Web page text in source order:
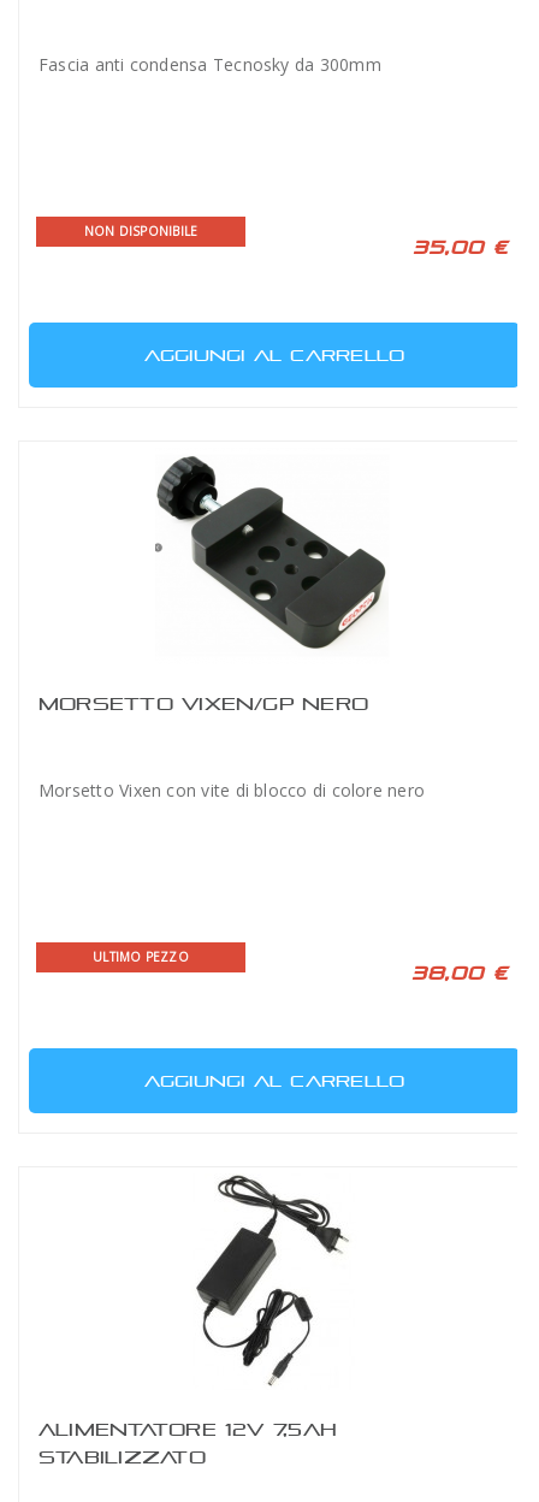
Fascia anti condensa Tecnosky da 300mm
NON DISPONIBILE
35,00 €
AGGIUNGI AL CARRELLO
MORSETTO VIXEN/GP NERO
Morsetto Vixen con vite di blocco di colore nero
ULTIMO PEZZO
38,00 €
AGGIUNGI AL CARRELLO
ALIMENTATORE 12V 7,5AH
STABILIZZATO